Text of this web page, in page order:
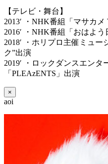
【テレビ・舞台】
2013′ ・NHK番組「マサカ
2016′ ・NHK番組「おはよ
2018′ ・ホリプロ主催ミュ
ク”出演
2019′ ・ロックダンスエンタ
「PLEAzENTS」出演
×
aoi